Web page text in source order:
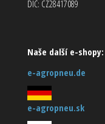
DIČ: CZ28417089
Naše další e-shopy:
e-agropneu.de
e-agropneu.sk